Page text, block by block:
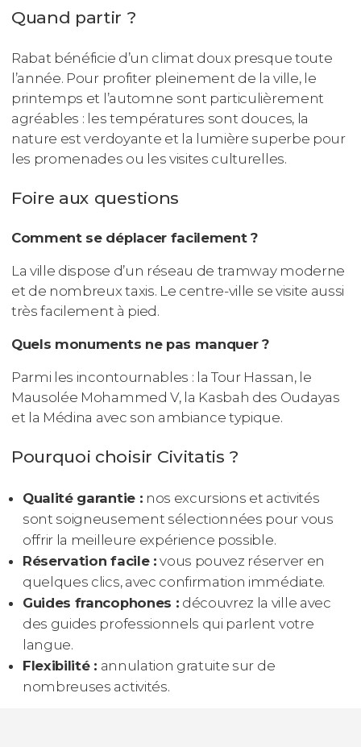
Quand partir ?
Rabat bénéficie d’un climat doux presque toute
l’année. Pour profiter pleinement de la ville, le
printemps et l’automne sont particulièrement
agréables : les températures sont douces, la
nature est verdoyante et la lumière superbe pour
les promenades ou les visites culturelles.
Foire aux questions
Comment se déplacer facilement ?
La ville dispose d’un réseau de tramway moderne
et de nombreux taxis. Le centre-ville se visite aussi
très facilement à pied.
Quels monuments ne pas manquer ?
Parmi les incontournables : la Tour Hassan, le
Mausolée Mohammed V, la Kasbah des Oudayas
et la Médina avec son ambiance typique.
Pourquoi choisir Civitatis ?
Qualité garantie : nos excursions et activités
sont soigneusement sélectionnées pour vous
offrir la meilleure expérience possible.
Réservation facile : vous pouvez réserver en
quelques clics, avec confirmation immédiate.
Guides francophones : découvrez la ville avec
des guides professionnels qui parlent votre
langue.
Flexibilité : annulation gratuite sur de
nombreuses activités.